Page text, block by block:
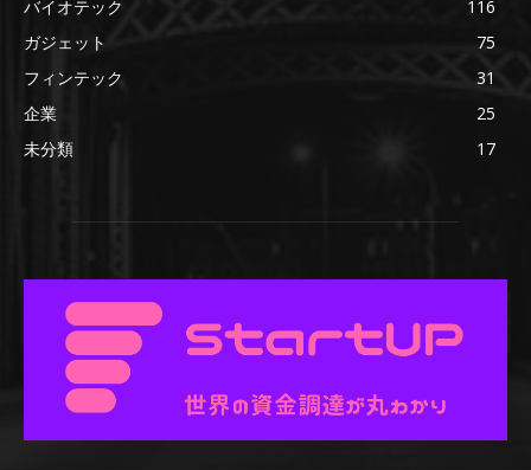
バイオテック
116
ガジェット
75
フィンテック
31
企業
25
未分類
17